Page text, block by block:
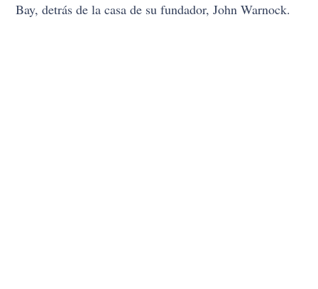
Bay, detrás de la casa de su fundador, John Warnock.